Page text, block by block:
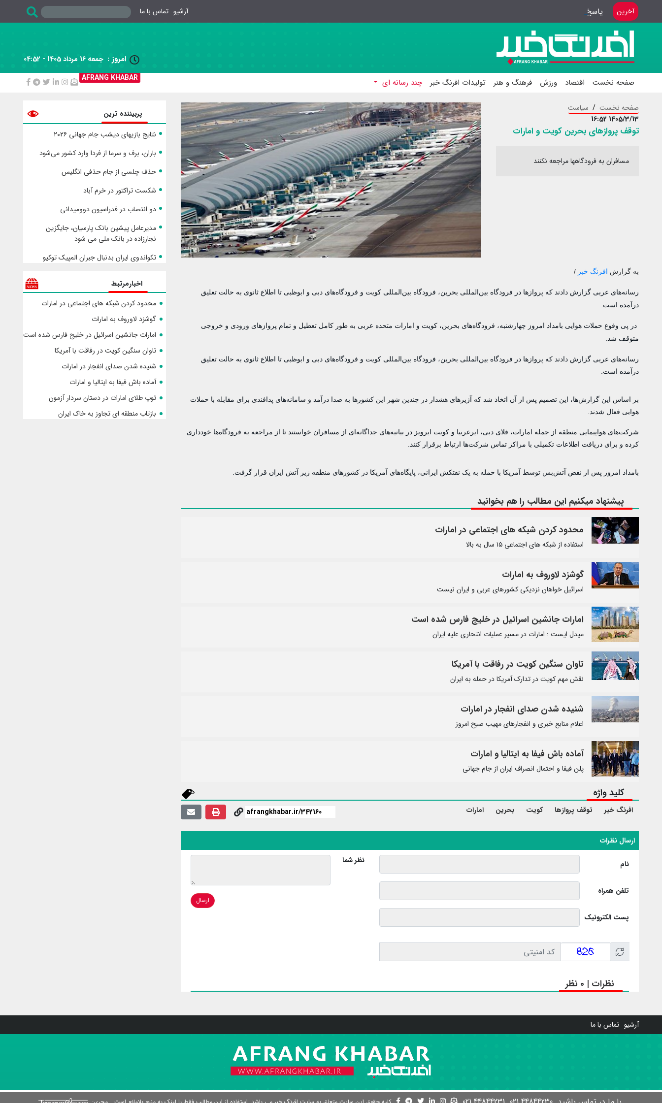
آخرین پاسخ گویی بهترین هدیه به خبرنگاران آرشیو تماس با ما
 امروز : جمعه 16 مرداد 1405 - 04:52
AFRANG KHABAR
صفحه نخست اقتصاد ورزش فرهنگ و هنر تولیدات افرنگ خبر چند رسانه ای
صفحه نخست
سیاست
1405/3/13 16:52
توقف پروازهای بحرین کویت و امارات
مسافران به فرودگاهها مراجعه نکنند
به گزارش افرنگ خبر /
رسانه‌های عربی گزارش دادند که پروازها در فرودگاه بین‌المللی بحرین، فرودگاه بین‌المللی کویت و فرودگاه‌های دبی و ابوظبی تا اطلاع ثانوی به حالت تعلیق
درآمده است.
در پی وقوع حملات هوایی بامداد امروز چهارشنبه، فرودگاه‌های بحرین، کویت و امارات متحده عربی به طور کامل تعطیل و تمام پروازهای ورودی و خروجی
متوقف شد.
رسانه‌های عربی گزارش دادند که پروازها در فرودگاه بین‌المللی بحرین، فرودگاه بین‌المللی کویت و فرودگاه‌های دبی و ابوظبی تا اطلاع ثانوی به حالت تعلیق
درآمده است.
بر اساس این گزارش‌ها، این تصمیم پس از آن اتخاذ شد که آژیرهای هشدار در چندین شهر این کشورها به صدا درآمد و سامانه‌های پدافندی برای مقابله با حملات
هوایی فعال شدند.
شرکت‌های هواپیمایی منطقه از جمله امارات، فلای دبی، ایرعربیا و کویت ایرویز در بیانیه‌های جداگانه‌ای از مسافران خواستند تا از مراجعه به فرودگاه‌ها خودداری
کرده و برای دریافت اطلاعات تکمیلی با مراکز تماس شرکت‌ها ارتباط برقرار کنند.
بامداد امروز پس از نقض آتش‌بس توسط آمریکا با حمله به یک نفتکش ایرانی، پایگاه‌های آمریکا در کشورهای منطقه زیر آتش ایران قرار گرفت.
پیشنهاد میکنیم این مطالب را هم بخوانید
محدود کردن شبکه های اجتماعی در امارات
استفاده از شبکه های اجتماعی ۱۵ سال به بالا
گوشزد لاوروف به امارات
اسرائیل خواهان نزدیکی کشورهای عربی و ایران نیست
امارات جانشین اسرائیل در خلیج فارس شده است
میدل ایست : امارات در مسیر عملیات انتحاری علیه ایران
تاوان سنگین کویت در رفاقت با آمریکا
نقش مهم کویت در تدارک آمریکا در حمله به ایران
شنیده شدن صدای انفجار در امارات
اعلام منابع خبری و انفجارهای مهیب صبح امروز
آماده باش فیفا به ایتالیا و امارات
پلن فیفا و احتمال انصراف ایران از جام جهانی
کلید واژه
افرنگ خبر توقف پروازها کویت بحرین امارات
ارسال نظرات
نام
تلفن همراه
پست الکترونیک
نظر شما
ارسال
نظرات | 0 نظر
پربیننده ترین
نتایج بازیهای دیشب جام جهانی ۲۰۲۶
باران، برف و سرما از فردا وارد کشور می‌شود
حذف چلسی از جام حذفی انگلیس
شکست تراکتور در خرم آباد
دو انتصاب در فدراسیون دوومیدانی
مدیرعامل پیشین بانک پارسیان، جایگزین
نجارزاده در بانک ملی می شود
تکواندوی ایران بدنبال جبران المپیک توکیو
اخبارمرتبط
محدود کردن شبکه های اجتماعی در امارات
گوشزد لاوروف به امارات
امارات جانشین اسرائیل در خلیج فارس شده است
تاوان سنگین کویت در رفاقت با آمریکا
شنیده شدن صدای انفجار در امارات
آماده باش فیفا به ایتالیا و امارات
توپ طلای امارات در دستان سردار آزمون
بازتاب منطقه ای تجاوز به خاک ایران
آرشیو تماس با ما